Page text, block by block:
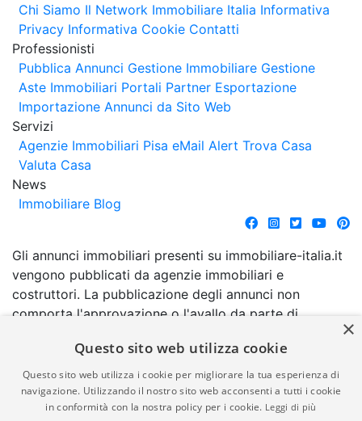
Chi Siamo Il Network Immobiliare Italia Informativa
Privacy Informativa Cookie Contatti
Professionisti
Pubblica Annunci Gestione Immobiliare Gestione
Aste Immobiliari Portali Partner Esportazione
Importazione Annunci da Sito Web
Servizi
Agenzie Immobiliari Pisa eMail Alert Trova Casa
Valuta Casa
News
Immobiliare Blog
Gli annunci immobiliari presenti su immobiliare-italia.it
vengono pubblicati da agenzie immobiliari e
costruttori. La pubblicazione degli annunci non
comporta l'approvazione o l'avallo da parte di
garanzia da parte di quest'ultima. immobiliare-italia.it
quindi non è responsabile della veridicità, della
correttezza, della completezza, della normativa in
materia di privacy e/o di alcun altro aspetto dei
×
Questo sito web utilizza cookie
Questo sito web utilizza i cookie per migliorare la tua esperienza di
navigazione. Utilizzando il nostro sito web acconsenti a tutti i cookie
in conformità con la nostra policy per i cookie. Leggi di più